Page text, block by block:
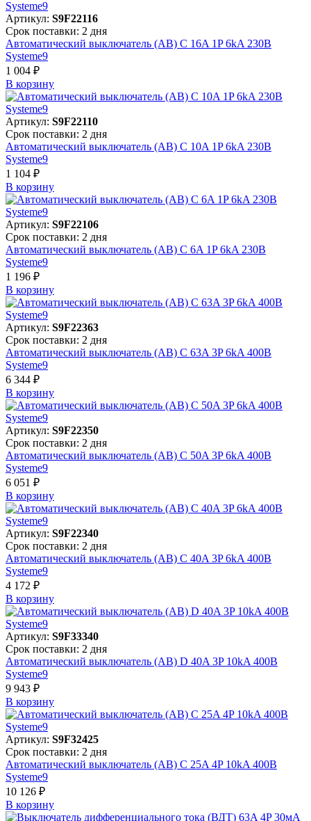
Артикул: S9F22116
Срок поставки: 2 дня
Автоматический выключатель (АВ) C 16A 1P 6kA 230В
Systeme9
1 004 ₽
В корзинy
Артикул: S9F22110
Срок поставки: 2 дня
Автоматический выключатель (АВ) C 10A 1P 6kA 230В
Systeme9
1 104 ₽
В корзинy
Артикул: S9F22106
Срок поставки: 2 дня
Автоматический выключатель (АВ) C 6A 1P 6kA 230В
Systeme9
1 196 ₽
В корзинy
Артикул: S9F22363
Срок поставки: 2 дня
Автоматический выключатель (АВ) C 63A 3P 6kA 400В
Systeme9
6 344 ₽
В корзинy
Артикул: S9F22350
Срок поставки: 2 дня
Автоматический выключатель (АВ) C 50A 3P 6kA 400В
Systeme9
6 051 ₽
В корзинy
Артикул: S9F22340
Срок поставки: 2 дня
Автоматический выключатель (АВ) C 40A 3P 6kA 400В
Systeme9
4 172 ₽
В корзинy
Артикул: S9F33340
Срок поставки: 2 дня
Автоматический выключатель (АВ) D 40A 3P 10kA 400В
Systeme9
9 943 ₽
В корзинy
Артикул: S9F32425
Срок поставки: 2 дня
Автоматический выключатель (АВ) C 25A 4P 10kA 400В
Systeme9
10 126 ₽
В корзинy